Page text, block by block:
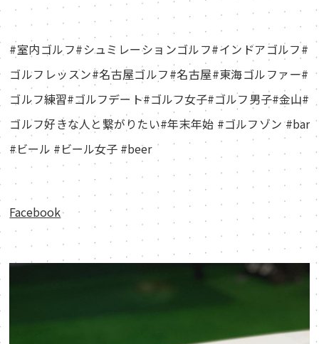
#室内ゴルフ#シュミレーションゴルフ#インドアゴルフ#
ゴルフレッスン#名古屋ゴルフ#名古屋#東海ゴルファー#
ゴルフ練習#ゴルフデート#ゴルフ女子#ゴルフ男子#金山#
ゴルフ好きな人と繋がりたい#年末年始 #ゴルフゾン #bar
#ビール #ビール女子 #beer
Facebook